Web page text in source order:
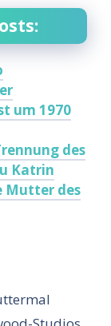
um 1970
des
Katrin
Mutter des